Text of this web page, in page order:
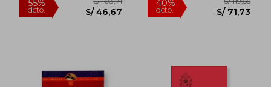
40%
dcto.
S/ 76,83
S/ 46,10
55%
dcto.
S/
S/